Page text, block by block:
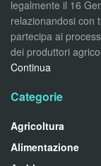
legalmente il 16
relazionandosi con
partecipa ai
dei produttori
Continua
Categorie
Agricoltura
Alimentazione